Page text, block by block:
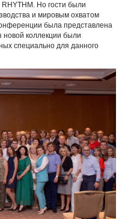
Но гости были
и мировым охватом
была представлена
новой коллекции были
специально для данного